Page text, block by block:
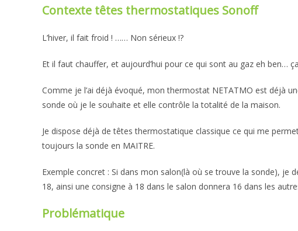
Contexte têtes thermostatiques Sonoff
L’hiver, il fait froid ! …… Non sérieux !?
Et il faut chauffer, et aujourd’hui pour ce qui sont au gaz eh ben…
Comme je l’ai déjà évoqué, mon thermostat NETATMO est déjà
sonde où je le souhaite et elle contrôle la totalité de la maison.
Je dispose déjà de têtes thermostatique classique ce qui me
toujours la sonde en MAITRE.
Exemple concret : Si dans mon salon(là où se trouve la sonde), je
18, ainsi une consigne à 18 dans le salon donnera 16 dans les
Problématique